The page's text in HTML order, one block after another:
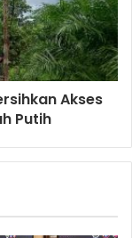
Akses
Putih